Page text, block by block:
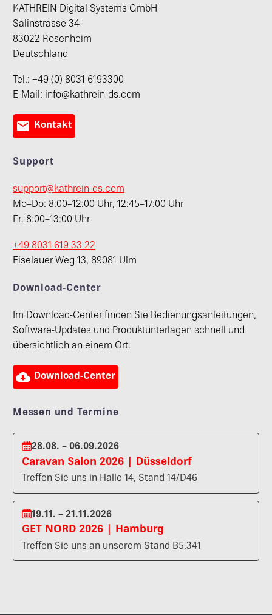
KATHREIN Digital Systems GmbH
Salinstrasse 34
83022 Rosenheim
Deutschland
Tel.: +49 (0) 8031 6193300
E-Mail: info@kathrein-ds.com
 Kontakt
Support
support@kathrein-ds.com
Mo–Do: 8:00–12:00 Uhr, 12:45–17:00 Uhr
Fr. 8:00–13:00 Uhr
+49 8031 619 33 22
Eiselauer Weg 13, 89081 Ulm
Download-Center
Im Download-Center finden Sie Bedienungsanleitungen,
Software-Updates und Produktunterlagen schnell und
übersichtlich an einem Ort.
 Download-Center
Messen und Termine
28.08. – 06.09.2026
Caravan Salon 2026 | Düsseldorf
Treffen Sie uns in Halle 14, Stand 14/D46
19.11. – 21.11.2026
GET NORD 2026 | Hamburg
Treffen Sie uns an unserem Stand B5.341